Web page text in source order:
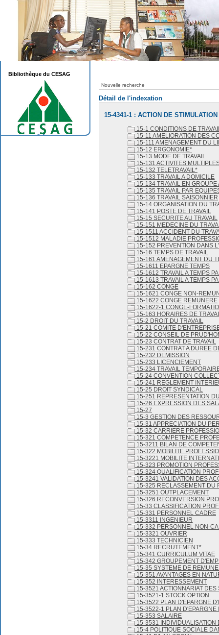
Nouvelle recherche
Détail de l'indexation
15-4341-1 : ACTION DE STIMULATION
15-1 CONDITIONS DE
15-11 AMELIORATION DES
15-111 AMENAGEMENT DU
15-12 ERGONOMIE*
15-13 MODE DE TRAVAIL
15-131 ACTIVITES
15-132 TELETRAVAIL*
15-133 TRAVAIL A DOMICILE
15-134 TRAVAIL EN GROUPE
15-135 TRAVAIL PAR
15-136 TRAVAIL SAISONNIER
15-14 ORGANISATION DU
15-141 POSTE DE TRAVAIL
15-15 SECURITE AU TRAVAIL
15-151 MEDECINE DU
15-1511 ACCIDENT DU
15-1512 MALADIE
15-152 PREVENTION DANS
15-16 TEMPS DE TRAVAIL
15-161 AMENAGEMENT DU
15-1611 EPARGNE TEMPS
15-1612 TRAVAIL A TEMPS
15-1613 TRAVAIL A TEMPS
15-162 CONGE
15-1621 CONGE NON-
15-1622 CONGE REMUNERE
15-1622-1 CONGE-
15-163 HORAIRES DE
15-2 DROIT DU TRAVAIL
15-21 COMITE
15-22 CONSEIL DE
15-23 CONTRAT DE TRAVAIL
15-231 CONTRAT A DUREE
15-232 DEMISSION
15-233 LICENCIEMENT
15-234 TRAVAIL
15-24 CONVENTION
15-241 REGLEMENT
15-25 DROIT SYNDICAL
15-251 REPRESENTATION
15-26 EXPRESSION DES
15-27
15-3 GESTION DES
15-31 APPRECIATION DU
15-32 CARRIERE
15-321 COMPETENCE
15-3211 BILAN DE
15-322 MOBILITE
15-3221 MOBILITE
15-323 PROMOTION
15-324 QUALIFICATION
15-3241 VALIDATION DES
15-325 RECLASSEMENT DU
15-3251 OUTPLACEMENT
15-326 RECONVERSION
15-33 CLASSIFICATION
15-331 PERSONNEL CADRE
15-3311 INGENIEUR
15-332 PERSONNEL NON-
15-3321 OUVRIER
15-333 TECHNICIEN
15-34 RECRUTEMENT*
15-341 CURRICULUM VITAE
15-342 GROUPEMENT
15-35 SYSTEME DE
15-351 AVANTAGES EN
15-352 INTERESSEMENT
15-3521 ACTIONNARIAT DES
15-3521-1 STOCK OPTION
15-3522 PLAN D'EPARGNE
15-3522-1 PLAN D'EPARGNE
15-353 SALAIRE
15-3531 INDIVIDUALISATION
15-4 POLITIQUE SOCIALE
Bibliothèque du CESAG